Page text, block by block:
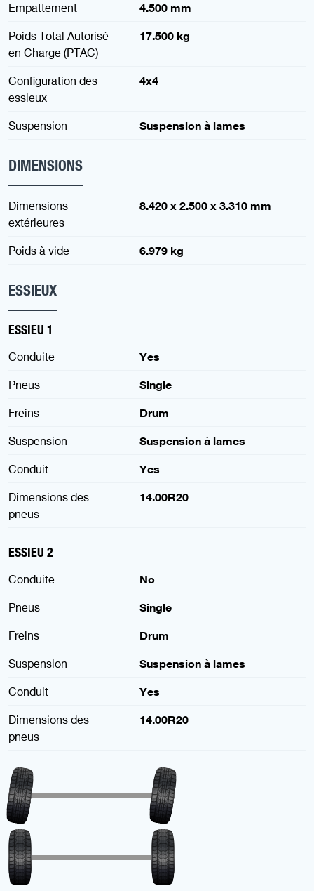
Empattement
4.500 mm
Poids Total Autorisé
en Charge (PTAC)
17.500 kg
Configuration des
essieux
4x4
Suspension Suspension à lames
DIMENSIONS
Dimensions
extérieures
8.420 x 2.500 x 3.310 mm
Poids à vide 6.979 kg
ESSIEUX
ESSIEU 1
Conduite
Yes
Pneus
Single
Freins
Drum
Suspension
Suspension à lames
Conduit
Yes
Dimensions des
pneus
14.00R20
ESSIEU 2
Conduite
No
Pneus
Single
Freins
Drum
Suspension
Suspension à lames
Conduit
Yes
Dimensions des
pneus
14.00R20